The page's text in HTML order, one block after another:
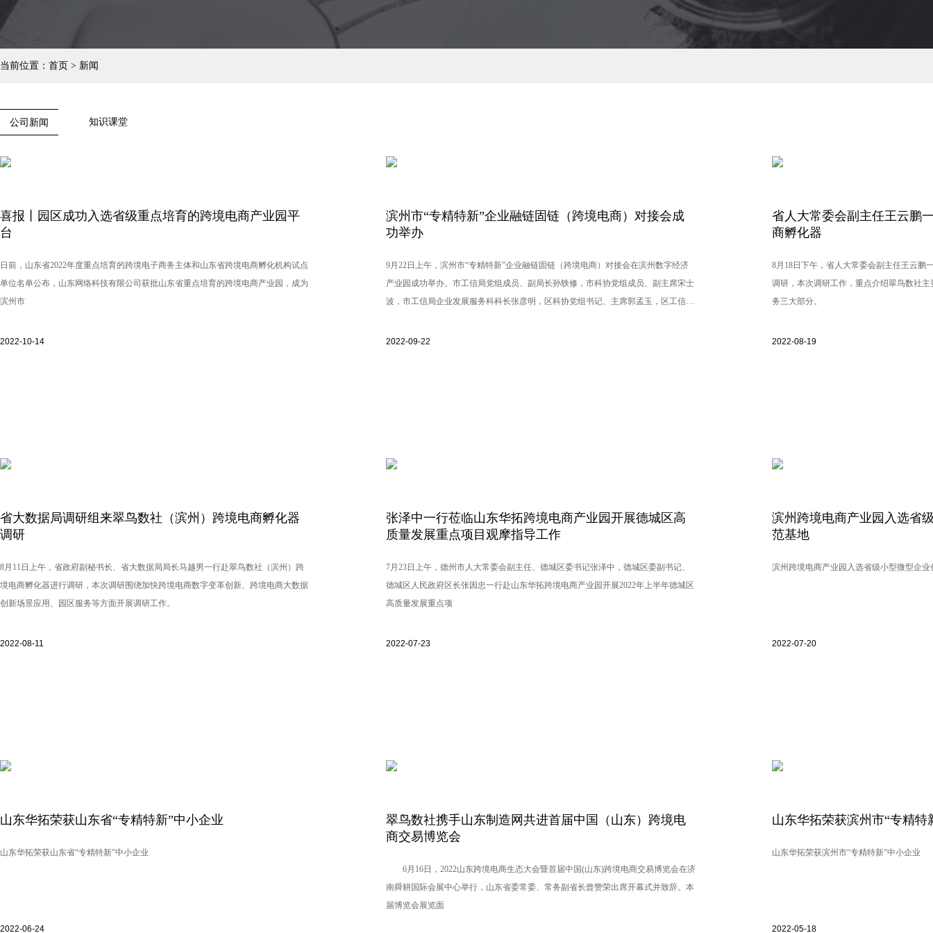
当前位置： 首页 > 新闻
公司新闻 知识课堂
喜报丨园区成功入选省级重点培育的跨境电商产业园平
台
日前，山东省2022年度重点培育的跨境电子商务主体和山东省跨境电商孵化机构试点
单位名单公布，山东网络科技有限公司获批山东省重点培育的跨境电商产业园，成为
滨州市
2022-10-14
滨州市“专精特新”企业融链固链（跨境电商）对接会成
功举办
9月22日上午，滨州市“专精特新”企业融链固链（跨境电商）对接会在滨州数字经济
产业园成功举办。市工信局党组成员、副局长孙轶修，市科协党组成员、副主席宋士
波，市工信局企业发展服务科科长张彦明，区科协党组书记、主席郭孟玉，区工信局
对接会。
2022-09-22
省人大常委会副主任王云鹏
商孵化器
8月18日下午，省人大常委会副主任王云鹏
调研，本次调研工作，重点介绍翠鸟数社
务三大部分。
2022-08-19
省大数据局调研组来翠鸟数社（滨州）跨境电商孵化器
调研
8月11日上午，省政府副秘书长、省大数据局局长马越男一行赴翠鸟数社（滨州）跨
境电商孵化器进行调研，本次调研围绕加快跨境电商数字变革创新、跨境电商大数据
创新场景应用、园区服务等方面开展调研工作。
2022-08-11
张泽中一行莅临山东华拓跨境电商产业园开展德城区高
质量发展重点项目观摩指导工作
7月23日上午，德州市人大常委会副主任、德城区委书记张泽中，德城区委副书记、
德城区人民政府区长张因忠一行赴山东华拓跨境电商产业园开展2022年上半年德城区
高质量发展重点项
2022-07-23
滨州跨境电商产业园入选省
范基地
滨州跨境电商产业园入选省级小型微型企
2022-07-20
山东华拓荣获山东省“专精特新”中小企业
山东华拓荣获山东省“专精特新”中小企业
2022-06-24
翠鸟数社携手山东制造网共进首届中国（山东）跨境电
商交易博览会
6月16日，2022山东跨境电商生态大会暨首届中国(山东)跨境电商交易博览会在济
南舜耕国际会展中心举行，山东省委常委、常务副省长曾赞荣出席开幕式并致辞。本
届博览会展览面
山东华拓荣获滨州市“专精特
山东华拓荣获滨州市“专精特新”中小企业
2022-05-18